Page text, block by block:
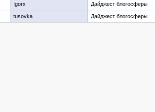
Igorx Дайджест блогосферы
tusovka Дайджест блогосферы